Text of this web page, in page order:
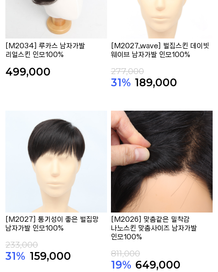
[M2034] 루카스 남자가발
리얼스킨 인모100%
499,000
[M2027_wave] 벌집스킨 데이빗
웨이브 남자가발 인모100%
277,000
31% 189,000
[M2027] 통기성이 좋은 벌집망
남자가발 인모100%
233,000
31% 159,000
[M2026] 맞춤같은 밀착감
나노스킨 맞춤사이즈 남자가발
인모100%
811,000
19% 649,000